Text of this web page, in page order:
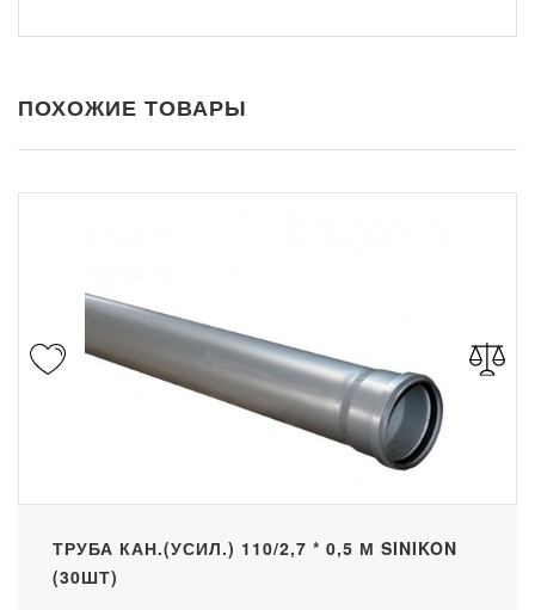
ПОХОЖИЕ ТОВАРЫ
ТРУБА КАН.(УСИЛ.) 110/2,7 * 0,5 М SINIKON
(30ШТ)